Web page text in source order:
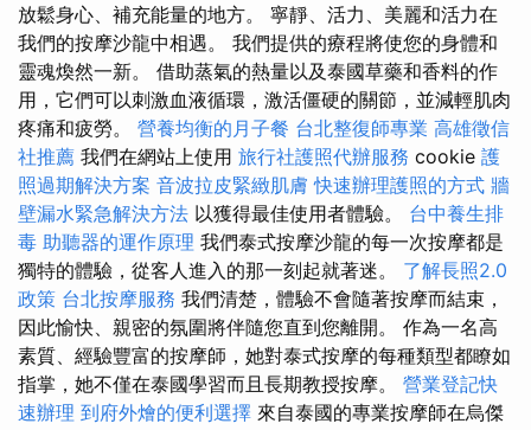
放鬆身心、補充能量的地方。 寧靜、活力、美麗和活力在
我們的按摩沙龍中相遇。 我們提供的療程將使您的身體和
靈魂煥然一新。 借助蒸氣的熱量以及泰國草藥和香料的作
用，它們可以刺激血液循環，激活僵硬的關節，並減輕肌肉
疼痛和疲勞。 營養均衡的月子餐 台北整復師專業 高雄徵信
社推薦 我們在網站上使用 旅行社護照代辦服務 cookie 護
照過期解決方案 音波拉皮緊緻肌膚 快速辦理護照的方式 牆
壁漏水緊急解決方法 以獲得最佳使用者體驗。 台中養生排
毒 助聽器的運作原理 我們泰式按摩沙龍的每一次按摩都是
獨特的體驗，從客人進入的那一刻起就著迷。 了解長照2.0
政策 台北按摩服務 我們清楚，體驗不會隨著按摩而結束，
因此愉快、親密的氛圍將伴隨您直到您離開。 作為一名高
素質、經驗豐富的按摩師，她對泰式按摩的每種類型都瞭如
指掌，她不僅在泰國學習而且長期教授按摩。 營業登記快
速辦理 到府外燴的便利選擇 來自泰國的專業按摩師在烏傑